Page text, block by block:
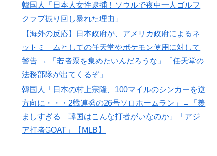
▶
【MLB】ドジャースファン「7連敗はしんどいわ……」
節に負けることが増えるけど結局10月には勝って終わる
んだよ」
韓国人「日本は市民意識が高くて他人に迷惑をかけない
というけど、実際の現地の様子がこちら・・・」
▶ 韓国人「日本人女性逮捕！ソウルで夜中一人ゴルフクラ
ブ振り回し暴れた理由」
海外「”京都の鳥”は良いぞ」小規模だけどお勧めな日本
の観光名所／お店に対する海外の反応
韓国人「日本人女性逮捕！ソウルで夜中一人ゴルフ
クラブ振り回し暴れた理由」
【海外の反応】日本政府が、アメリカ政府によるネ
ットミームとしての任天堂やポケモン使用に対して
警告 → 「若者票を集めたいんだろうな」「任天堂の
法務部隊が出てくるぞ」
韓国人「日本の村上宗隆、100マイルのシンカーを逆
方向に・・・2戦連発の26号ソロホームラン」→「羨
ましすぎる 韓国はこんな打者がいなのか」「アジ
ア打者GOAT」【MLB】